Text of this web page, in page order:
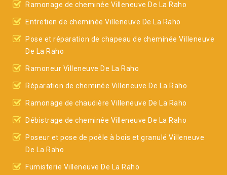
Ramonage de cheminée Villeneuve De La Raho
Entretien de cheminée Villeneuve De La Raho
Pose et réparation de chapeau de cheminée Villeneuve
De La Raho
Ramoneur Villeneuve De La Raho
Réparation de cheminée Villeneuve De La Raho
Ramonage de chaudière Villeneuve De La Raho
Débistrage de cheminée Villeneuve De La Raho
Poseur et pose de poêle à bois et granulé Villeneuve
De La Raho
Fumisterie Villeneuve De La Raho